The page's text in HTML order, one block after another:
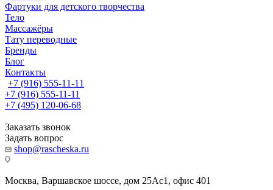
Фартуки для детского творчества
Тело
Массажёры
Тату переводные
Бренды
Блог
Контакты
+7 (916) 555-11-11
+7 (916) 555-11-11
+7 (495) 120-06-68
Заказать звонок
Задать вопрос
shop@rascheska.ru
Москва, Варшавское шоссе, дом 25Аc1, офис 401